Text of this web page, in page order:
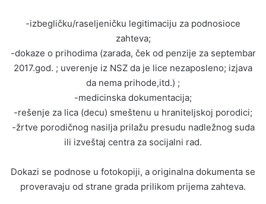
-izbegličku/raseljeničku legitimaciju za podnosioce
zahteva;
-dokaze o prihodima (zarada, ček od penzije za septembar
2017.god. ; uverenje iz NSZ da je lice nezaposleno; izjava
da nema prihode,itd.) ;
-medicinska dokumentacija;
-rešenje za lica (decu) smeštenu u hraniteljskoj porodici;
-žrtve porodičnog nasilja prilažu presudu nadležnog suda
ili izveštaj centra za socijalni rad.
Dokazi se podnose u fotokopiji, a originalna dokumenta se
proveravaju od strane grada prilikom prijema zahteva.